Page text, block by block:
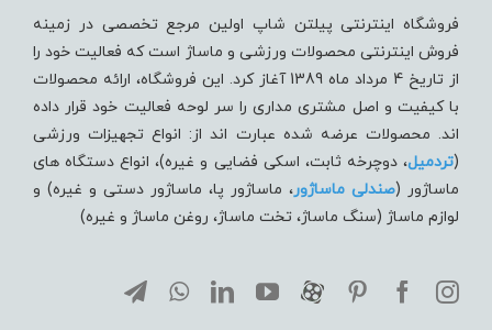
فروشگاه اینترنتی پیلتن شاپ اولین مرجع تخصصی در زمینه
فروش اینترنتی محصولات ورزشی و ماساژ است که فعالیت خود را
از تاریخ 4 مرداد ماه 1389 آغاز کرد. این فروشگاه، ارائه محصولات
با کیفیت و اصل مشتری مداری را سر لوحه فعالیت خود قرار داده
اند. محصولات عرضه شده عبارت اند از: انواع تجهیزات ورزشی
(تردميل، دوچرخه ثابت، اسکی فضایی و غیره)، انواع دستگاه های
ماساژور (صندلی ماساژور، ماساژور پا، ماساژور دستی و غیره) و
لوازم ماساژ (سنگ ماساژ، تخت ماساژ، روغن ماساژ و غیره)